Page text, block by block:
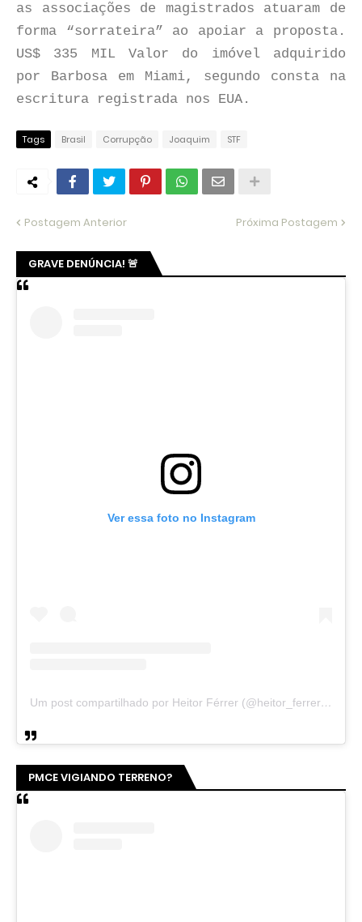
as associações de magistrados atuaram de
forma “sorrateira” ao apoiar a proposta.
US$ 335 MIL Valor do imóvel adquirido
por Barbosa em Miami, segundo consta na
escritura registrada nos EUA.
Tags Brasil Corrupção Joaquim STF
Postagem Anterior Próxima Postagem
GRAVE DENÚNCIA! 🚨
Ver essa foto no Instagram
Um post compartilhado por Heitor Férrer (@heitor_ferrer77)
PMCE VIGIANDO TERRENO?